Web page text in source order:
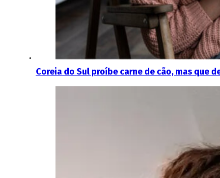
Coreia do Sul proíbe carne de cão, mas que